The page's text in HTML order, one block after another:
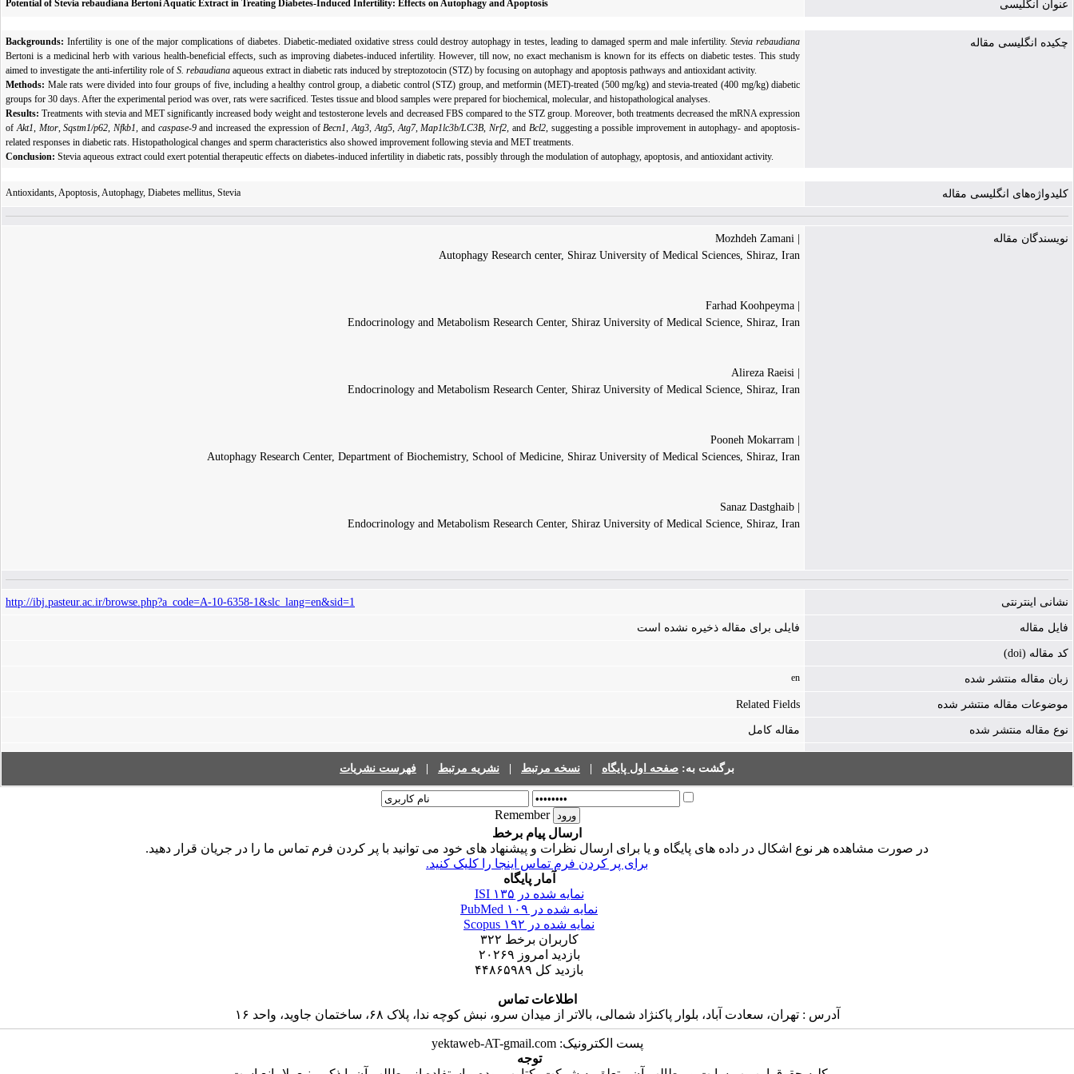
عنوان انگلیسی Potential of Stevia rebaudiana Bertoni Aquatic Extract in Treating Diabetes-Induced Infertility: Effects on Autophagy and Apoptosis
چکیده انگلیسی مقاله Backgrounds: Infertility is one of the major complications of diabetes. Diabetic-mediated oxidative stress could destroy autophagy in testes, leading to damaged sperm and male infertility.Stevia rebaudiana
Bertoni is a medicinal herb with various health-beneficial effects, such as improving diabetes-induced infertility. However, till now, no exact mechanism is known for its effects on diabetic testes. This study
aimed to investigate the anti-infertility role of S. rebaudiana aqueous extract in diabetic rats induced by streptozotocin (STZ) by focusing on autophagy and apoptosis pathways and antioxidant activity.
Methods: Male rats were divided into four groups of five, including a healthy control group, a diabetic control (STZ) group, and metformin(MET)-treated (500 mg/kg) and stevia-treated (400 mg/kg) diabetic
groups for 30 days. After the experimental period was over, rats were sacrificed. Testes tissue and blood samples were prepared for biochemical, molecular, and histopathological analyses.
Results:Treatments with stevia and MET significantly increased body weight and testosterone levels and decreased FBS compared to the STZ group. Moreover, both treatments decreased the mRNA expression
ofAkt1, Mtor,Sqstm1/p62,Nfkb1, and caspase-9and increased the expression ofBecn1, Atg3,Atg5,Atg7,Map1lc3b/LC3B,Nrf2, and Bcl2, suggesting a possible improvement in autophagy- and apoptosis-
related responses in diabetic rats. Histopathological changes and sperm characteristics also showed improvement following stevia and MET treatments.
Conclusion: Stevia aqueous extract could exert potential therapeutic effects on diabetes-induced infertility in diabetic rats, possibly through the modulation of autophagy, apoptosis, and antioxidant activity.
کلیدواژه‌های انگلیسی مقاله Antioxidants, Apoptosis, Autophagy, Diabetes mellitus, Stevia
نویسندگان مقاله
Autophagy Research center, Shiraz University of Medical Sciences, Shiraz, Iran
Endocrinology and Metabolism Research Center, Shiraz University of Medical Science, Shiraz, Iran
Endocrinology and Metabolism Research Center, Shiraz University of Medical Science, Shiraz, Iran
Autophagy Research Center, Department of Biochemistry, School of Medicine, Shiraz University of Medical Sciences, Shiraz, Iran
Endocrinology and Metabolism Research Center, Shiraz University of Medical Science, Shiraz, Iran
نشانی اینترنتی http://ibj.pasteur.ac.ir/browse.php?a_code=A-10-6358-1&slc_lang=en&sid=1
فایل مقاله فایلی برای مقاله ذخیره نشده است
کد مقاله (doi)
زبان مقاله منتشر شده en
موضوعات مقاله منتشر شده Related Fields
نوع مقاله منتشر شده مقاله کامل
برگشت به: صفحه اول پایگاه نسخه مرتبط نشریه مرتبط فهرست نشریات
Remember
ارسال پیام برخط
در صورت مشاهده هر نوع اشکال در داده های پایگاه و یا برای ارسال نظرات و پیشنهاد های خود می توانید با پر کردن فرم تماس ما را در جریان قرار دهید.
برای پر کردن فرم تماس اینجا را کلیک کنید.
آمار پایگاه
نمایه شده در ISI ۱۳۵
نمایه شده در PubMed ۱۰۹
نمایه شده در Scopus ۱۹۲
کاربران برخط ۳۲۲
بازدید امروز ۲۰۲۶۹
بازدید کل ۴۴۸۶۵۹۸۹
اطلاعات تماس
آدرس : تهران، سعادت آباد، بلوار پاکنژاد شمالی، بالاتر از میدان سرو، نبش کوچه ندا، پلاک ۶۸، ساختمان جاوید، واحد ۱۶
پست الکترونیک: yektaweb-AT-gmail.com
توجه